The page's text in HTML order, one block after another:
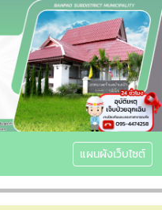
แผนผังเว็บไซต์